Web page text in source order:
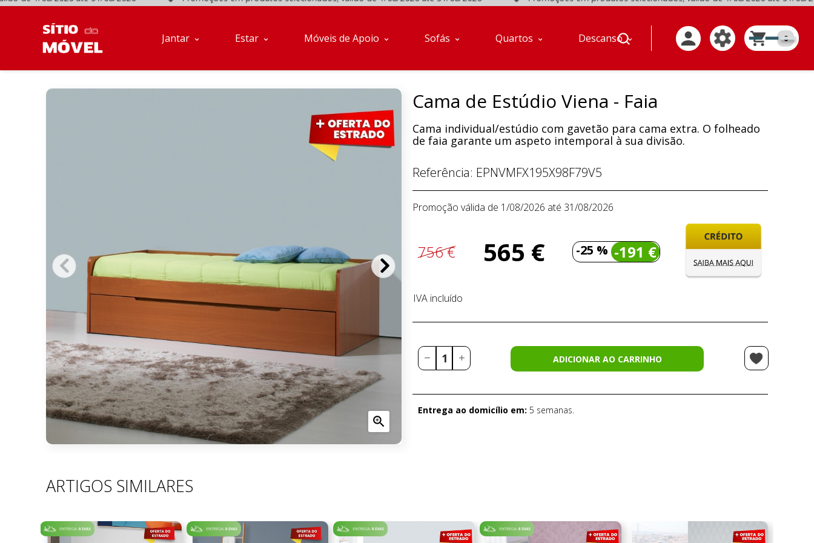
de 1/08/2026 até 31/08/2026 Promoções em produtos selecionados, válido de 1/08/2026 até 31/08/2026 Promoções em produtos selecionados, válido de 1/08/2026 até 31/08/
Jantar Móveis de Apoio Quartos Descanso 0

Cama de Estúdio Viena - Faia
Cama individual/estúdio com gavetão para cama extra. O folheado
de faia garante um aspeto intemporal à sua divisão.
Referência: EPNVMFX195X98F79V5
Promoção válida de 1/08/2026 até 31/08/2026
756 € 565 € -25 % -191 €
IVA incluído
ADICIONAR AO CARRINHO
Entrega ao domicílio em: 5 semanas.
ARTIGOS SIMILARES
Estar
Móveis
Apoio
Sofás